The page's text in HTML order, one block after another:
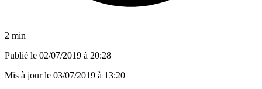
2 min
Publié le 02/07/2019 à 20:28
Mis à jour le 03/07/2019 à 13:20